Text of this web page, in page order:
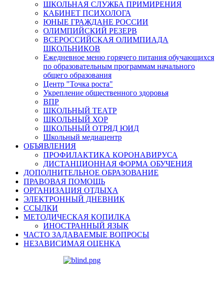
ШКОЛЬНАЯ СЛУЖБА ПРИМИРЕНИЯ
КАБИНЕТ ПСИХОЛОГА
ЮНЫЕ ГРАЖДАНЕ РОССИИ
ОЛИМПИЙСКИЙ РЕЗЕРВ
ВСЕРОССИЙСКАЯ ОЛИМПИАДА
ШКОЛЬНИКОВ
Ежедневное меню горячего питания обучающихся
по образовательным программам начального
общего образования
Центр "Точка роста"
Укрепление общественного здоровья
ВПР
ШКОЛЬНЫЙ ТЕАТР
ШКОЛЬНЫЙ ХОР
ШКОЛЬНЫЙ ОТРЯД ЮИД
Школьный медиацентр
ОБЪЯВЛЕНИЯ
ПРОФИЛАКТИКА КОРОНАВИРУСА
ДИСТАНЦИОННАЯ ФОРМА ОБУЧЕНИЯ
ДОПОЛНИТЕЛЬНОЕ ОБРАЗОВАНИЕ
ПРАВОВАЯ ПОМОЩЬ
ОРГАНИЗАЦИЯ ОТДЫХА
ЭЛЕКТРОННЫЙ ДНЕВНИК
ССЫЛКИ
МЕТОДИЧЕСКАЯ КОПИЛКА
ИНОСТРАННЫЙ ЯЗЫК
ЧАСТО ЗАДАВАЕМЫЕ ВОПРОСЫ
НЕЗАВИСИМАЯ ОЦЕНКА